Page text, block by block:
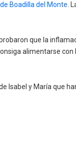
Boadilla del Monte .
que la
alimentarse
Isabel y María que